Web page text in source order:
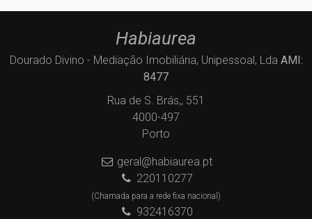
Habiaurea
Dourado Divino - Mediação Imobiliária, Unipessoal, Lda AMI:
8477
Rua de S. Brás,, 551
4000-497
Porto
geral@habiaurea.pt
220110277
(Chamada para a rede fixa nacional)
932416370